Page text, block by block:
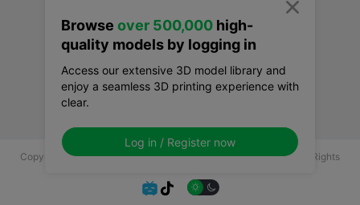
Copyright © 2025 Shenzhen Creality 3D Technology Co., Ltd All Rights
 
Browse over 500,000 high-
quality models by logging in
Access our extensive 3D model library and
enjoy a seamless 3D printing experience with
clear.
Log in / Register now
